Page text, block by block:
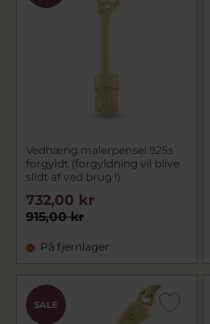
Vedhæng malerpensel 925s
forgyldt (forgyldning vil blive
slidt af ved brug !)
915,00 kr
732,00 kr
På fjernlager
SALE